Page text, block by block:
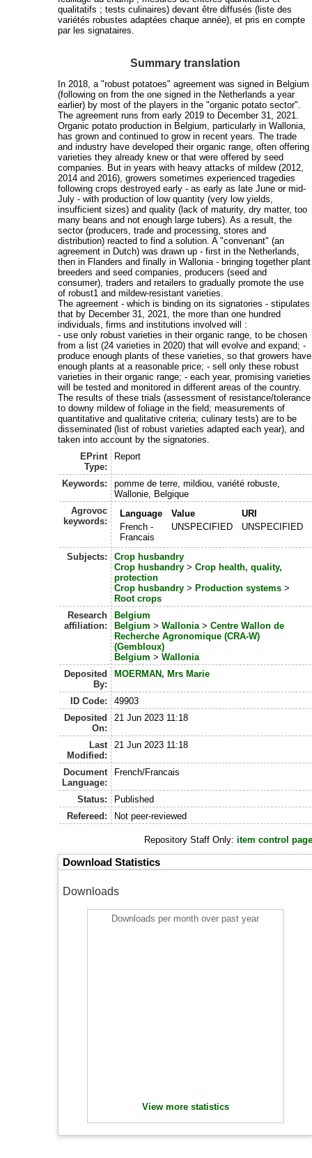
qualitatifs ; tests culinaires) devant être diffusés (liste des
variétés robustes adaptées chaque année), et pris en compte
par les signataires.
Summary translation
In 2018, a "robust potatoes" agreement was signed in Belgium
(following on from the one signed in the Netherlands a year
earlier) by most of the players in the "organic potato sector".
The agreement runs from early 2019 to December 31, 2021.
Organic potato production in Belgium, particularly in Wallonia,
has grown and continued to grow in recent years. The trade
and industry have developed their organic range, often offering
varieties they already knew or that were offered by seed
companies. But in years with heavy attacks of mildew (2012,
2014 and 2016), growers sometimes experienced tragedies
following crops destroyed early - as early as late June or mid-
July - with production of low quantity (very low yields,
insufficient sizes) and quality (lack of maturity, dry matter, too
many beans and not enough large tubers). As a result, the
sector (producers, trade and processing, stores and
distribution) reacted to find a solution. A "convenant" (an
agreement in Dutch) was drawn up - first in the Netherlands,
then in Flanders and finally in Wallonia - bringing together plant
breeders and seed companies, producers (seed and
consumer), traders and retailers to gradually promote the use
of robust1 and mildew-resistant varieties.
The agreement - which is binding on its signatories - stipulates
that by December 31, 2021, the more than one hundred
individuals, firms and institutions involved will :
- use only robust varieties in their organic range, to be chosen
from a list (24 varieties in 2020) that will evolve and expand; -
produce enough plants of these varieties, so that growers have
enough plants at a reasonable price; - sell only these robust
varieties in their organic range; - each year, promising varieties
will be tested and monitored in different areas of the country.
The results of these trials (assessment of resistance/tolerance
to downy mildew of foliage in the field; measurements of
quantitative and qualitative criteria; culinary tests) are to be
disseminated (list of robust varieties adapted each year), and
taken into account by the signatories.
EPrint
Type:
Report
Keywords:
pomme de terre, mildiou, variété robuste,
Wallonie, Belgique
Agrovoc
keywords:
Language Value
URI
French -
Francais
UNSPECIFIED UNSPECIFIED
Subjects:
Crop husbandry
Crop husbandry> Crop health, quality,
protection
Crop husbandry> Production systems>
Root crops
Research
affiliation:
Belgium
Belgium > Wallonia> Centre Wallon de
Recherche Agronomique (CRA-W)
(Gembloux)
Belgium > Wallonia
Deposited
By:
MOERMAN, Mrs Marie
ID Code:
49903
Deposited
On:
21 Jun 2023 11:18
Last
Modified:
21 Jun 2023 11:18
Document
Language:
French/Francais
Status:
Published
Refereed:
Not peer-reviewed
Repository Staff Only:item control
Download Statistics
Downloads
Downloads per month over past year
View more statistics